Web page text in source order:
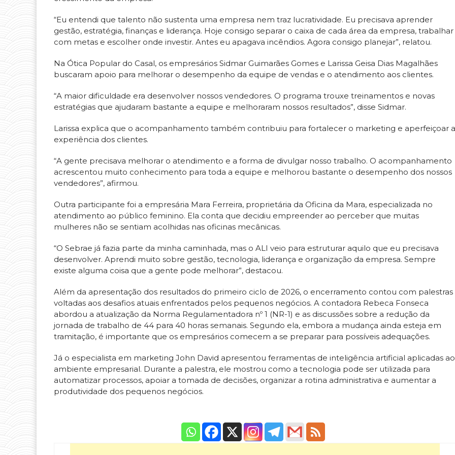
“Eu entendi que talento não sustenta uma empresa nem traz lucratividade. Eu precisava aprender
gestão, estratégia, finanças e liderança. Hoje consigo separar o caixa de cada área da empresa, trabalhar
com metas e escolher onde investir. Antes eu apagava incêndios. Agora consigo planejar”, relatou.
Na Ótica Popular do Casal, os empresários Sidmar Guimarães Gomes e Larissa Geisa Dias Magalhães
buscaram apoio para melhorar o desempenho da equipe de vendas e o atendimento aos clientes.
“A maior dificuldade era desenvolver nossos vendedores. O programa trouxe treinamentos e novas
estratégias que ajudaram bastante a equipe e melhoraram nossos resultados”, disse Sidmar.
Larissa explica que o acompanhamento também contribuiu para fortalecer o marketing e aperfeiçoar a
experiência dos clientes.
“A gente precisava melhorar o atendimento e a forma de divulgar nosso trabalho. O acompanhamento
acrescentou muito conhecimento para toda a equipe e melhorou bastante o desempenho dos nossos
vendedores”, afirmou.
Outra participante foi a empresária Mara Ferreira, proprietária da Oficina da Mara, especializada no
atendimento ao público feminino. Ela conta que decidiu empreender ao perceber que muitas
mulheres não se sentiam acolhidas nas oficinas mecânicas.
“O Sebrae já fazia parte da minha caminhada, mas o ALI veio para estruturar aquilo que eu precisava
desenvolver. Aprendi muito sobre gestão, tecnologia, liderança e organização da empresa. Sempre
existe alguma coisa que a gente pode melhorar”, destacou.
Além da apresentação dos resultados do primeiro ciclo de 2026, o encerramento contou com palestras
voltadas aos desafios atuais enfrentados pelos pequenos negócios. A contadora Rebeca Fonseca
abordou a atualização da Norma Regulamentadora nº 1 (NR-1) e as discussões sobre a redução da
jornada de trabalho de 44 para 40 horas semanais. Segundo ela, embora a mudança ainda esteja em
tramitação, é importante que os empresários comecem a se preparar para possíveis adequações.
Já o especialista em marketing John David apresentou ferramentas de inteligência artificial aplicadas ao
ambiente empresarial. Durante a palestra, ele mostrou como a tecnologia pode ser utilizada para
automatizar processos, apoiar a tomada de decisões, organizar a rotina administrativa e aumentar a
produtividade dos pequenos negócios.